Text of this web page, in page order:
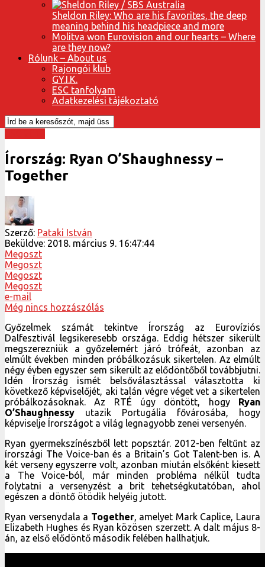
Sheldon Riley: Who are his favorites, the deep
meaning behind his headpiece and more
Molitva won Eurovision and our hearts – Where
are they now?
Rólunk – About us
Rajongói klub
GY.I.K.
ESC tanfolyam
Adatkezelési tájékoztató
Írország: Ryan O’Shaughnessy –
Together
Szerző: Pataki István
Beküldve: 2018. március 9. 16:47:44
Megoszt
Megoszt
Megoszt
Megoszt
e-mail
Még nincs hozzászólás
Győzelmek számát tekintve Írország az Eurovíziós
Dalfesztivál legsikeresebb országa. Eddig hétszer sikerült
megszerezniük a győzelemért járó trófeát, azonban az
elmúlt években minden próbálkozásuk sikertelen. Az elmúlt
négy évben egyszer sem sikerült az elődöntőből továbbjutni.
Idén Írország ismét belsőválasztással választotta ki
következő képviselőjét, aki talán végre véget vet a sikertelen
próbálkozásoknak. Az RTÉ úgy döntött, hogy Ryan
O’Shaughnessy utazik Portugália fővárosába, hogy
képviselje Írországot a világ legnagyobb zenei versenyén.
Ryan gyermekszínészből lett popsztár. 2012-ben feltűnt az
írországi The Voice-ban és a Britain’s Got Talent-ben is. A
két verseny egyszerre volt, azonban miután elsőként kiesett
a The Voice-ból, már minden probléma nélkül tudta
folytatni a versenyzést a brit tehetségkutatóban, ahol
egészen a döntő ötödik helyéig jutott.
Ryan versenydala a Together, amelyet Mark Caplice, Laura
Elizabeth Hughes és Ryan közösen szerzett. A dalt május 8-
án, az első elődöntő második felében hallhatjuk.